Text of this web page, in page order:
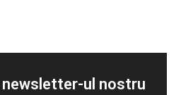
ul nostru